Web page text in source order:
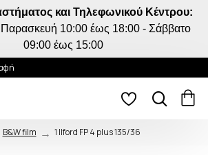
και Τηλεφωνικού Κέντρου:
10:00 έως 18:00 - Σάββατο
09:00 έως 15:00
B&W film 1 Ilford FP 4 plus 135/36